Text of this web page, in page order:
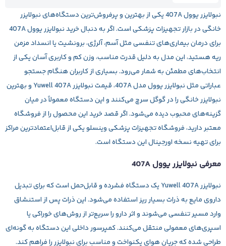
نبولایزر یوول
یکی از بهترین و پرفروش‌ترین دستگاه‌های نبولایزر
خانگی در بازار تجهیزات پزشکی است. اگر به دنبالخرید نبولایزر یوول 407A
برای درمان بیماری‌های تنفسی مثل آسم، آلرژی، برونشیت یا انسداد مزمن
ریه هستید، این مدل به دلیل قدرت مناسب، وزن کم و کاربری آسان یکی از
انتخاب‌های مطمئن به شمار می‌رود. بسیاری از کاربران هنگام جستجو
عباراتی مثلنبولایزر یوول مدل 407A ،قیمت نبولایزر Yuwell 407A وبهترین
نبولایزر خانگیرا در گوگل سرچ می‌کنند و این دستگاه معمولاً در میان
گزینه‌های محبوب دیده می‌شود. اگر قصد خرید این محصول را از فروشگاه
معتبر دارید، فروشگاه تجهیزات پزشکیوینسلویکی از قابل‌اعتمادترین مراکز
برای تهیه نسخه اورجینال این دستگاه است.
معرفی نبولایزر یوول 407A
نبولایزر Yuwell 407A
یک دستگاه فشرده و قابل‌حمل است که برای تبدیل
داروی مایع به ذرات بسیار ریز استفاده می‌شود. این ذرات پس از استنشاق
وارد مسیر تنفسی می‌شوند و اثر دارو را سریع‌تر از روش‌های خوراکی یا
اسپری‌های معمولی منتقل می‌کنند. کمپرسور داخلی این دستگاه به گونه‌ای
طراحی شده که جریان هوای یکنواخت و مناسب برای نبولایزر را فراهم کند.